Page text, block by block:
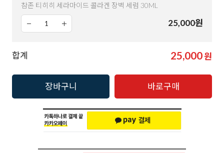
참존 티히히 세라마이드 콜라겐 장벽 세럼 30ML
25,000원
합계 25,000원
장바구니 바로구매